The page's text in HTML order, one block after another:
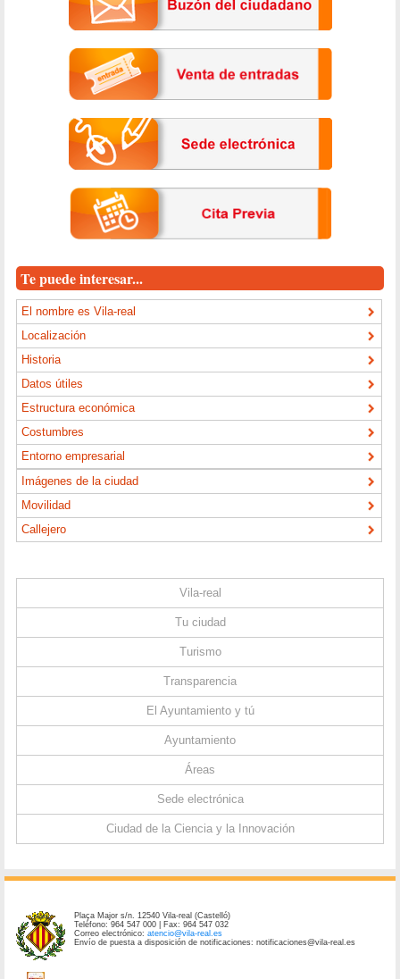
Te puede interesar...
El nombre es Vila-real
Localización
Historia
Datos útiles
Estructura económica
Costumbres
Entorno empresarial
Imágenes de la ciudad
Movilidad
Callejero
Vila-real
Tu ciudad
Turismo
Transparencia
El Ayuntamiento y tú
Ayuntamiento
Áreas
Sede electrónica
Ciudad de la Ciencia y la Innovación
Plaça Major s/n. 12540 Vila-real (Castelló)
Teléfono: 964 547 000 | Fax: 964 547 032
Correo electrónico:atencio@vila-real.es
Envío de puesta a disposición de notificaciones: notificaciones@vila-real.es